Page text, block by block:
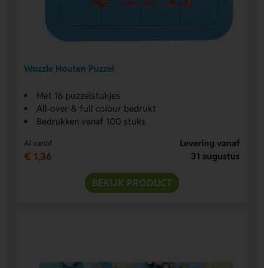
Wozzle Houten Puzzel
Met 16 puzzelstukjes
All-over & full colour bedrukt
Bedrukken vanaf 100 stuks
Al vanaf
€ 1,36
Levering vanaf
31 augustus
BEKIJK PRODUCT